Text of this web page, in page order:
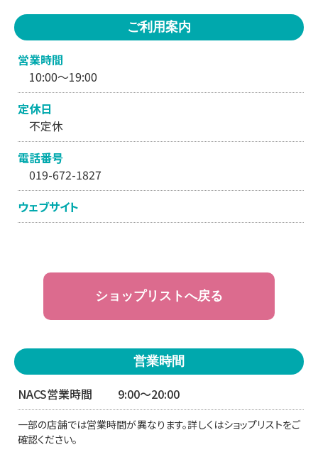
ご利用案内
営業時間
10:00～19:00
定休日
不定休
電話番号
019-672-1827
ウェブサイト
ショップリストへ戻る
営業時間
NACS営業時間 9:00〜20:00
一部の店舗では営業時間が異なります。詳しくはショップリストをご
確認ください。